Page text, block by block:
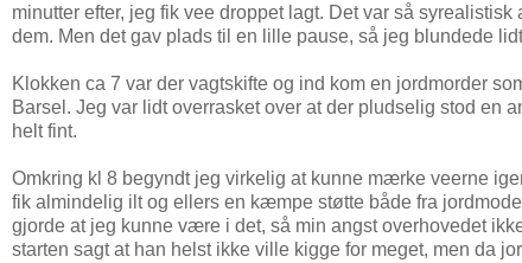
minutter efter, jeg fik vee droppet lagt. Det var så
dem. Men det gav plads til en lille pause, så jeg blundede
Klokken ca 7 var der vagtskifte og ind kom en jordmorder
Barsel. Jeg var lidt overrasket over at der pludselig stod en
helt fint.
Omkring kl 8 begyndt jeg virkelig at kunne mærke veerne
fik almindelig ilt og ellers en kæmpe støtte både fra
gjorde at jeg kunne være i det, så min angst overhovedet
starten sagt at han helst ikke ville kigge for meget, men da